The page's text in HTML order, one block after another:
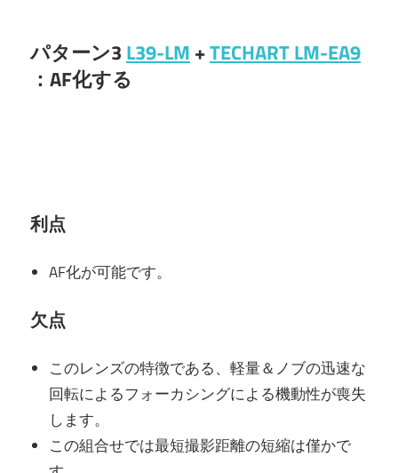
パターン3 L39-LM +TECHART LM-EA9
：AF化する
利点
AF化が可能です。
欠点
このレンズの特徴である、軽量＆ノブの迅速な
回転によるフォーカシングによる機動性が喪失
します。
この組合せでは最短撮影距離の短縮は僅かで